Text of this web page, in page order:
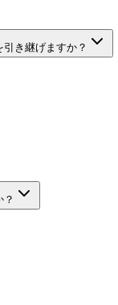
き継げますか？